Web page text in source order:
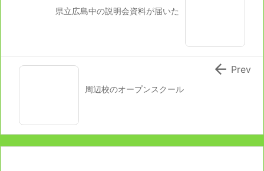
県立広島中の説明会資料が届いた
周辺校のオープンスクール
 Prev